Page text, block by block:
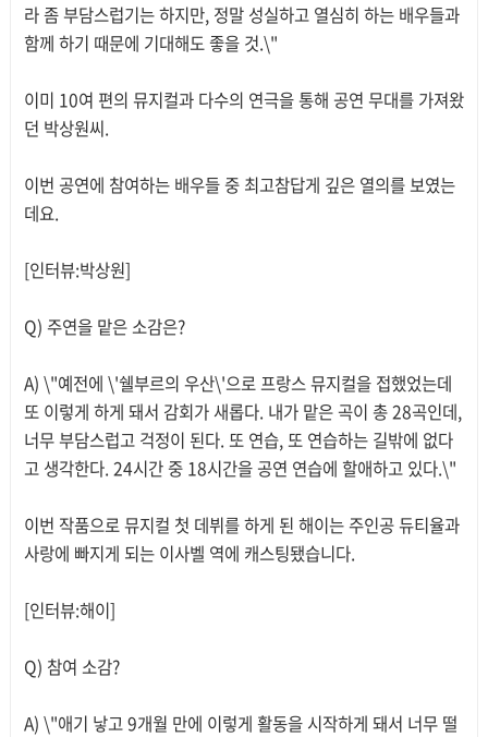
라 좀 부담스럽기는 하지만, 정말 성실하고 열심히 하는 배우들과
함께 하기 때문에 기대해도 좋을 것.\"
이미 10여 편의 뮤지컬과 다수의 연극을 통해 공연 무대를 가져왔
던 박상원씨.
이번 공연에 참여하는 배우들 중 최고참답게 깊은 열의를 보였는
데요.
[인터뷰:박상원]
Q) 주연을 맡은 소감은?
A) \"예전에 \'쉘부르의 우산\'으로 프랑스 뮤지컬을 접했었는데
또 이렇게 하게 돼서 감회가 새롭다. 내가 맡은 곡이 총 28곡인데,
너무 부담스럽고 걱정이 된다. 또 연습, 또 연습하는 길밖에 없다
고 생각한다. 24시간 중 18시간을 공연 연습에 할애하고 있다.\"
이번 작품으로 뮤지컬 첫 데뷔를 하게 된 해이는 주인공 듀티율과
사랑에 빠지게 되는 이사벨 역에 캐스팅됐습니다.
[인터뷰:해이]
Q) 참여 소감?
A) \"애기 낳고 9개월 만에 이렇게 활동을 시작하게 돼서 너무 떨